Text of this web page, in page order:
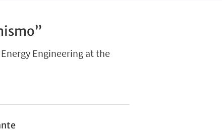
Engineering at the